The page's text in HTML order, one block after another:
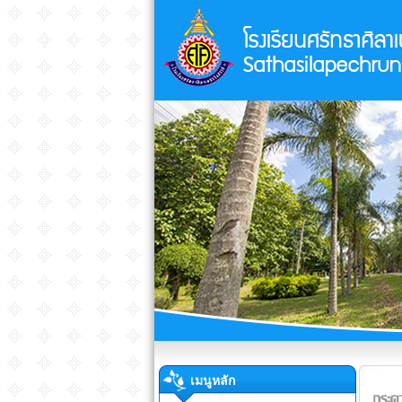
เมนูหลัก